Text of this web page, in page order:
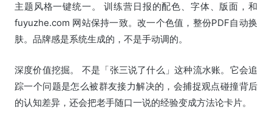
主题风格一键统一。 训练营日报的配色、字体、版面，和
fuyuzhe.com 网站保持一致。改一个色值，整份PDF自动换
肤。品牌感是系统生成的，不是手动调的。
深度价值挖掘。 不是「张三说了什么」这种流水账。它会追
踪一个问题是怎么被群友接力解决的，会捕捉观点碰撞背后
的认知差异，还会把老手随口一说的经验变成方法论卡片。